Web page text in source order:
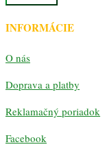
INFORMÁCIE
O nás
Doprava a platby
Reklamačný poriadok
Facebook